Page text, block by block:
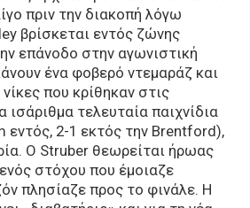
πριν την διακοπή λόγω
βρίσκεται εντός ζώνης
επάνοδο στην αγωνιστική
ένα φοβερό ντεμαράζ και
που κρίθηκαν στις
τελευταία παιχνίδια
εντός, 2-1 εκτός την Brentford),
O Struber θεωρείται ήρωας
στόχου που έμοιαζε
πλησίαζε προς το φινάλε. Η